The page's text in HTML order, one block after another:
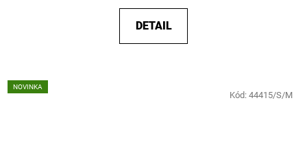
DETAIL
NOVINKA
Kód: 44415/S/M